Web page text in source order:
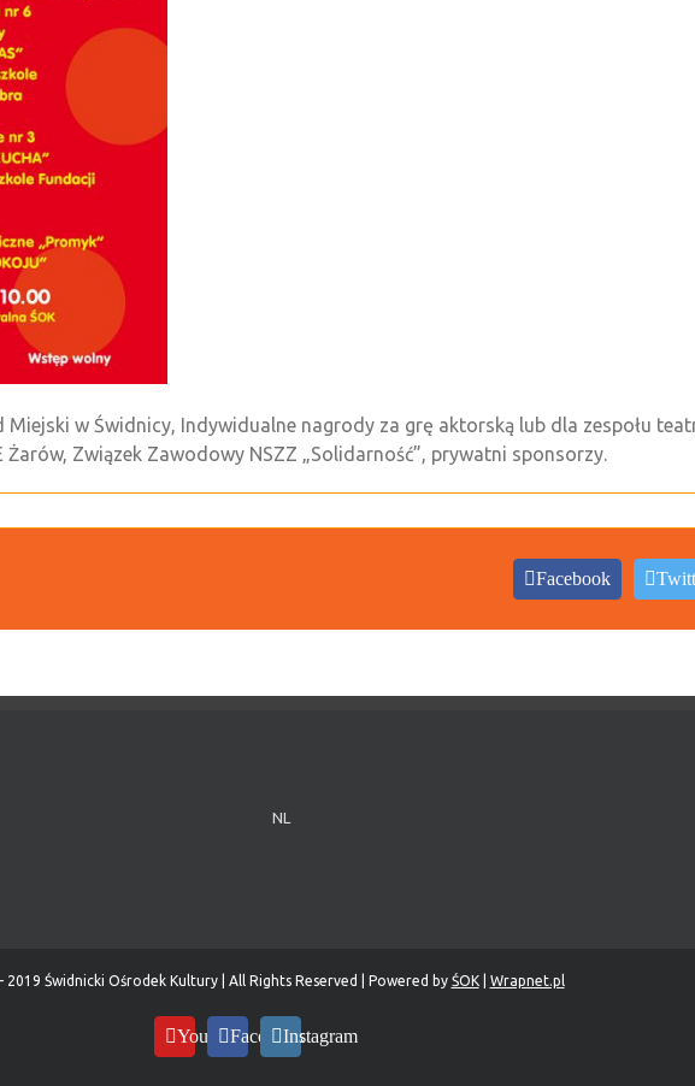
w Świdnicy, Indywidualne nagrody za grę aktorską lub dla zespołu
Związek Zawodowy NSZZ „Solidarność”, prywatni sponsorzy.
Facebook
NL
2019 Świdnicki Ośrodek Kultury | All Rights Reserved | Powered by ŚOK| Wrapnet.pl
YouTubeFacebookInstagram